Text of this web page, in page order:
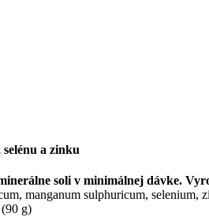
a zinku
soli v minimálnej dávke.
manganum sulphuricum,
(90 g)